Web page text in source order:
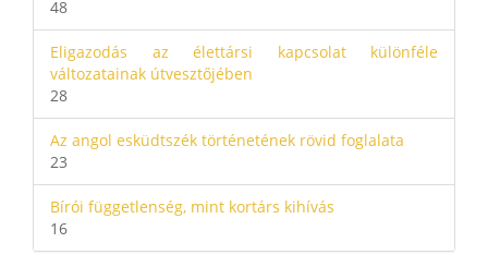
48
Eligazodás az élettársi kapcsolat különféle
változatainak útvesztőjében
28
Az angol esküdtszék történetének rövid foglalata
23
Bírói függetlenség, mint kortárs kihívás
16